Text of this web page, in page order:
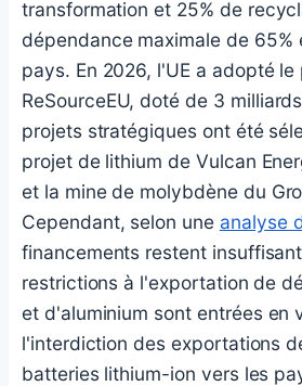
transformation et 25% de
dépendance maximale de 65%
pays. En 2026, l'UE a adopté
ReSourceEU, doté de 3
projets stratégiques ont été
projet de lithium de Vulcan
et la mine de molybdène du
Cependant, selon une analyse
financements restent
restrictions à l'exportation de
et d'aluminium sont entrées en
l'interdiction des exportations
batteries lithium-ion vers les